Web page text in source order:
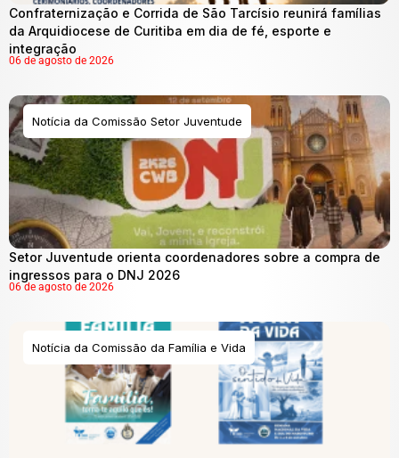
Confraternização e Corrida de São Tarcísio reunirá famílias
da Arquidiocese de Curitiba em dia de fé, esporte e
integração
06 de agosto de 2026
Notícia da Comissão Setor Juventude
Setor Juventude orienta coordenadores sobre a compra de
ingressos para o DNJ 2026
06 de agosto de 2026
Notícia da Comissão da Família e Vida